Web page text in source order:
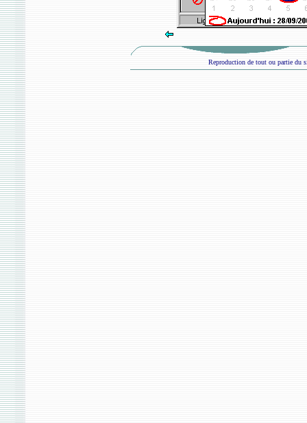
Reproduction de tout ou partie du